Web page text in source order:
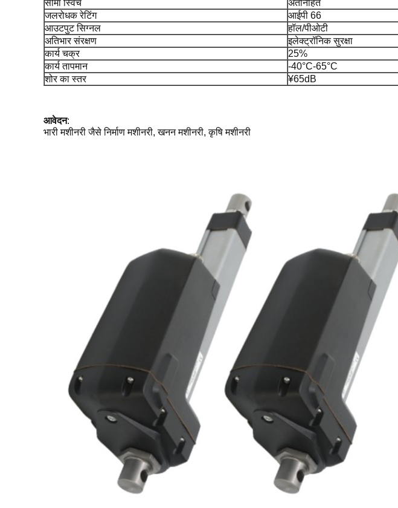
सीमा स्विच
अंतर्निहित
जलरोधक रेटिंग
आईपी 66
आउटपुट सिग्नल
हॉल/पीओटी
अतिभार संरक्षण
इलेक्ट्रॉनिक सुरक्षा
कार्य चक्र
25%
कार्य तापमान
-40°C-65°C
शोर का स्तर
¥65dB
आवेदन:
भारी मशीनरी जैसे निर्माण मशीनरी, खनन मशीनरी, कृषि मशीनरी